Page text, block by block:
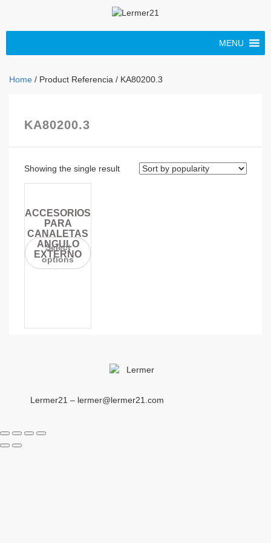
MENU
Home / Product Referencia / KA80200.3
KA80200.3
Showing the single result
ACCESORIOS
PARA
CANALETAS
ANGULO
EXTERNO
Select
options
Lermer21 – lermer@lermer21.com